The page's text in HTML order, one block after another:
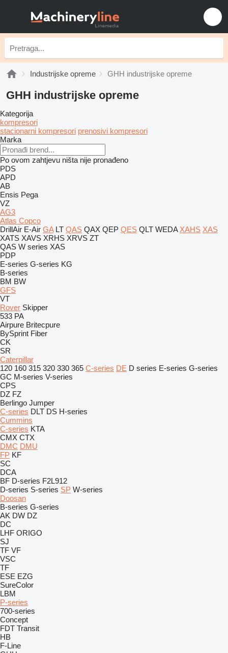
Industrijske opreme GHH industrijske opreme
GHH industrijske opreme
Kategorija
kompresori
stacionarni kompresori prenosivi kompresori
Marka
Po ovom zahtjevu ništa nije pronađeno
PDS
APD
AB
Ensis Pega
VZ
AG3
Atlas Copco
DrillAir E-Air GA LT QAS QAX QEP QES QLT WEDA XAHS XAS
XATS XAVS XRHS XRVS ZT
QAS W series XAS
PDP
E-series G-series KG
B-series
BM BW
GFS
VT
Rover Skipper
533 PA
Airpure Britecpure
BySprint Fiber
CK
SR
Caterpillar
120 160 315 320 330 365 C-series DE D series E-series G-series
GC M-series V-series
CPS
DZ FZ
Berlingo Jumper
C-series DLT DS H-series
Cummins
C-series KTA
CMX CTX
DMC DMU
FP KF
SC
DCA
BF D-series F2L912
D-series S-series SP W-series
Doosan
B-series G-series
AK DW DZ
DC
LHF ORIGO
SJ
TF VF
VSC
TF
ESE EZG
SureColor
LBM
P-series
700-series
Concept
FDT Transit
HB
F-Line